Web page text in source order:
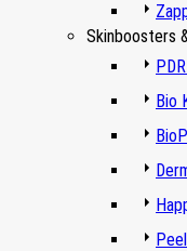
Skinboosters
Bio